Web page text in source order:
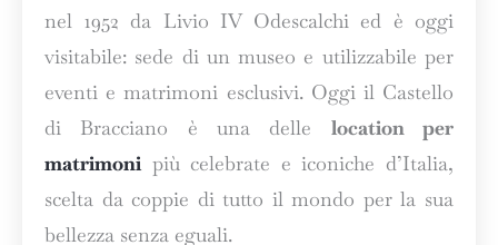
nel 1952 da Livio IV Odescalchi ed è oggi
visitabile: sede di un museo e utilizzabile per
eventi e matrimoni esclusivi. Oggi il Castello
di Bracciano è una delle location per
matrimonipiù celebrate e iconiche d’Italia,
scelta da coppie di tutto il mondo per la sua
bellezza senza eguali.